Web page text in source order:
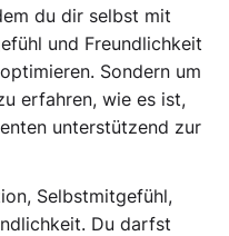
du dir selbst mit
und Freundlichkeit
Sondern um
erfahren, wie es ist,
unterstützend zur
Selbstmitgefühl,
Du darfst